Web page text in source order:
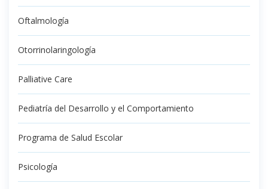
Oftalmología
Otorrinolaringología
Palliative Care
Pediatría del Desarrollo y el Comportamiento
Programa de Salud Escolar
Psicología